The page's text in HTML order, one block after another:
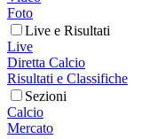
Foto
Live e Risultati
Live
Diretta Calcio
Risultati e Classifiche
Sezioni
Calcio
Mercato